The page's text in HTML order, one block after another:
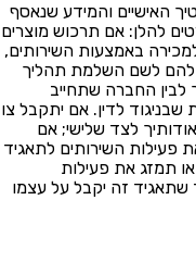
האישיים והמידע שנאסף
להלן: אם תרכוש מוצרים
באמצעות השירותים,
להם לשם השלמת תהליך
החברה שתחייב
לדין. אם יתקבל צו
לצד שלישי; אם
פעילות השירותים לתאגיד
תמזג את פעילות
שתאגיד זה יקבל על עצמו